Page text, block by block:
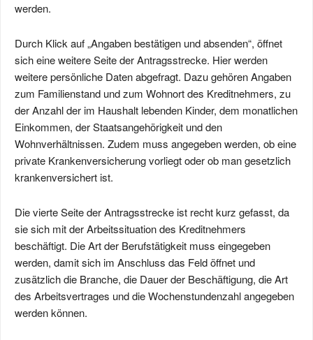
werden.
Durch Klick auf „Angaben bestätigen und absenden“, öffnet
sich eine weitere Seite der Antragsstrecke. Hier werden
weitere persönliche Daten abgefragt. Dazu gehören Angaben
zum Familienstand und zum Wohnort des Kreditnehmers, zu
der Anzahl der im Haushalt lebenden Kinder, dem monatlichen
Einkommen, der Staatsangehörigkeit und den
Wohnverhältnissen. Zudem muss angegeben werden, ob eine
private Krankenversicherung vorliegt oder ob man gesetzlich
krankenversichert ist.
Die vierte Seite der Antragsstrecke ist recht kurz gefasst, da
sie sich mit der Arbeitssituation des Kreditnehmers
beschäftigt. Die Art der Berufstätigkeit muss eingegeben
werden, damit sich im Anschluss das Feld öffnet und
zusätzlich die Branche, die Dauer der Beschäftigung, die Art
des Arbeitsvertrages und die Wochenstundenzahl angegeben
werden können.